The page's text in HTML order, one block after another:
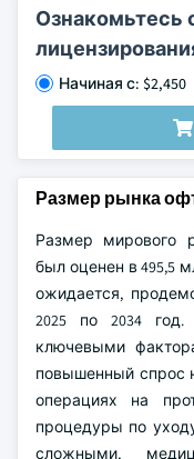
Ознакомьтесь
Начиная с: $2,450
Размер рынка
Размер мирового
был оценен в 495,5
ожидается,
2025 по 2034 год.
ключевыми
повышенный спрос
операциях на
процедуры по
сложными,